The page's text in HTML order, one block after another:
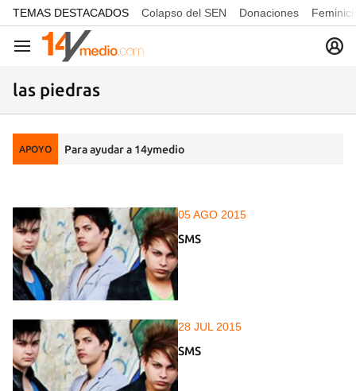
common.go-to-content
TEMAS DESTACADOS Colapso del SEN Donaciones
Navegación
las piedras
APOYO Para ayudar a 14ymedio
05 AGO 2015
SMS
28 JUL 2015
SMS